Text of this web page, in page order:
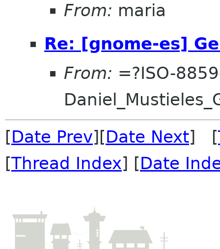
From: maria
Re: [gnome-es]
From: =?ISO-
[Date Prev][Date Next] [
[Thread Index] [Date